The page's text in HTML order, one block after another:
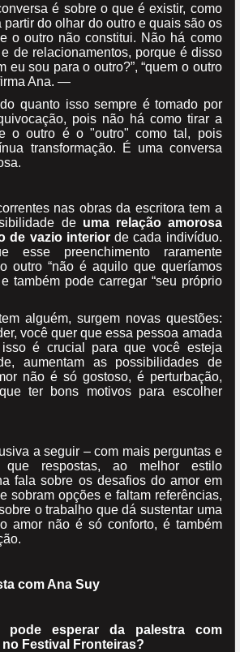
é sobre o que é existir, como
partir do olhar do outro e quais são os
o outro não constitui. Não há como
de relacionamentos, porque é disso
eu sou para o outro?”, “quem o outro
Ana. —
quanto isso sempre é tomado por
pois não há como tirar a
o outro é o "outro" como tal, pois
transformação. É uma conversa
nas obras da escritora tem a
de uma relação amorosa
de vazio interiorde cada indivíduo.
esse preenchimento raramente
outro “não é aquilo que queríamos
também pode carregar “seu próprio
alguém, surgem novas questões:
você quer que essa pessoa amada
é crucial para que você esteja
aumentam as possibilidades de
não é só gostoso, é perturbação,
ter bons motivos para escolher
a seguir – com mais perguntas e
que respostas, ao melhor estilo
fala sobre os desafios do amor em
sobram opções e faltam referências,
o trabalho que dá sustentar uma
amor não é só conforto, é também
com Ana Suy
esperar da palestra com
Festival Fronteiras?